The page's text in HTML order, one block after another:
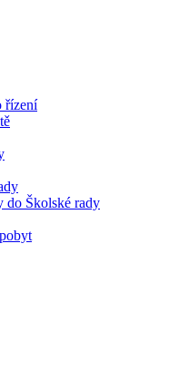
řízení
do Školské rady